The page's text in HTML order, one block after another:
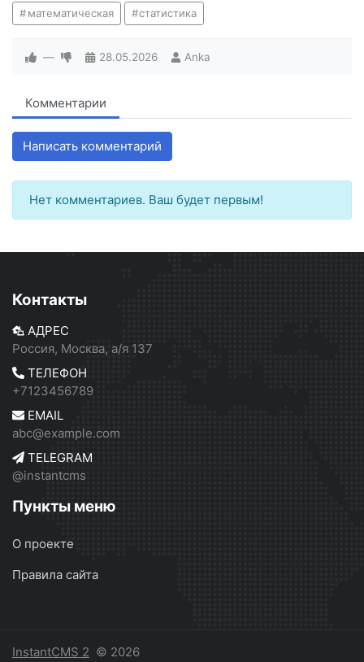
математическая статистика
— 28.05.2026 Anka
Комментарии
Написать комментарий
Нет комментариев. Ваш будет первым!
Контакты
АДРЕС
Россия, Москва, а/я 137
ТЕЛЕФОН
+7123456789
EMAIL
abc@example.com
TELEGRAM
@instantcms
Пункты меню
О проекте
Правила сайта
InstantCMS 2 © 2026